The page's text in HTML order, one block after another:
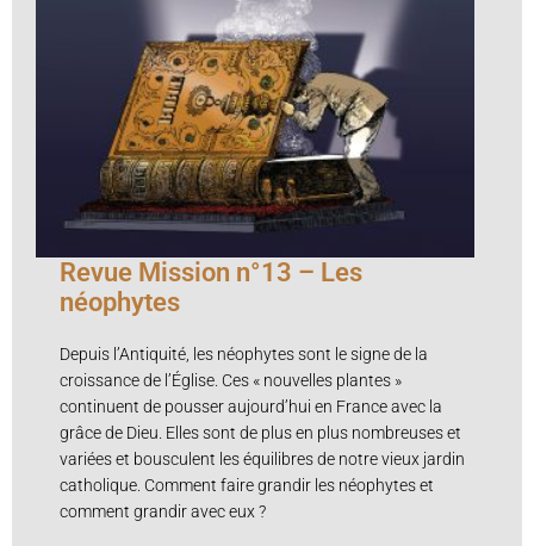
Revue Mission n°13 – Les
néophytes
Depuis l’Antiquité, les néophytes sont le signe de la
croissance de l’Église. Ces « nouvelles plantes »
continuent de pousser aujourd’hui en France avec la
grâce de Dieu. Elles sont de plus en plus nombreuses et
variées et bousculent les équilibres de notre vieux jardin
catholique. Comment faire grandir les néophytes et
comment grandir avec eux ?